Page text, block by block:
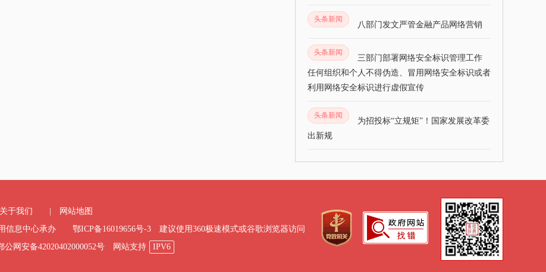
头条新闻
八部门发文严管金融产品网络营销
头条新闻
三部门部署网络安全标识管理工作
任何组织和个人不得伪造、冒用网络安全标识或者
利用网络安全标识进行虚假宣传
头条新闻
为招投标“立规矩”！国家发展改革委
出新规